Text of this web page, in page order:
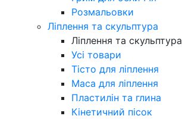
Розмальовки
Ліплення та скульптура
Ліплення та скульптура
Усі товари
Тісто для ліплення
Маса для ліплення
Пластилін та глина
Кінетичний пісок